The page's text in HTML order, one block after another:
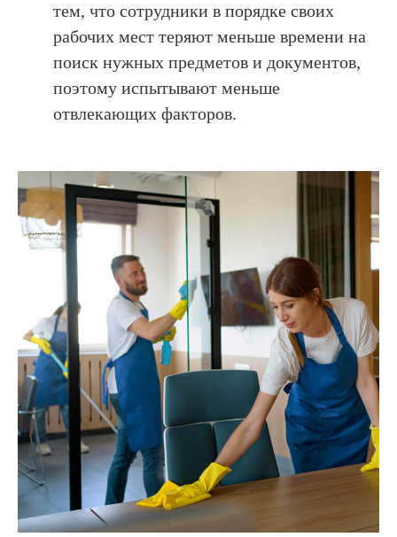
тем, что сотрудники в порядке своих
рабочих мест теряют меньше времени на
поиск нужных предметов и документов,
поэтому испытывают меньше
отвлекающих факторов.